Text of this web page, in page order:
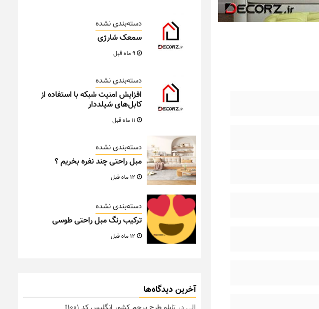
دسته‌بندی نشده
سمعک شارژی
دسته‌بندی نشده
افزایش امنیت شبکه با استفاده از
کابل‌های شیلددار
دسته‌بندی نشده
مبل راحتی چند نفره بخریم ؟
دسته‌بندی نشده
ترکیب رنگ مبل راحتی طوسی
آخرین دیدگاه‌ها